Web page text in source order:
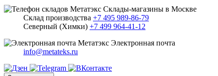
Склады-магазины в Москве
Склад производства +7 495 989-86-79
Северный (Химки) +7 499 964-41-12
Электронная почта
info@metateks.ru